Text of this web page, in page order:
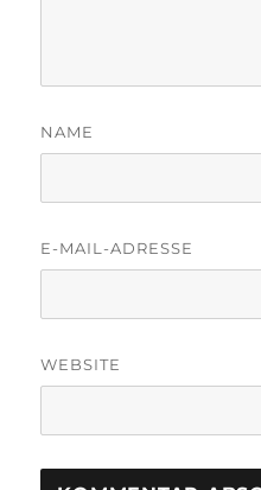
NAME
E-MAIL-ADRESSE
WEBSITE